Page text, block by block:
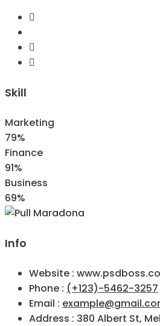
Skill
Marketing
79%
Finance
91%
Business
69%
Info
Website :
Phone : (+123)-5462-3257
Email :
Address : 380 Albert St,